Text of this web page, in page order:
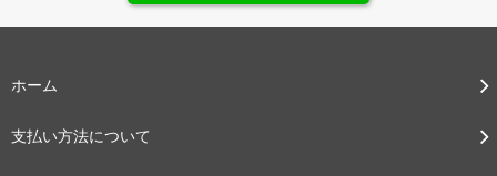
ホーム
支払い方法について